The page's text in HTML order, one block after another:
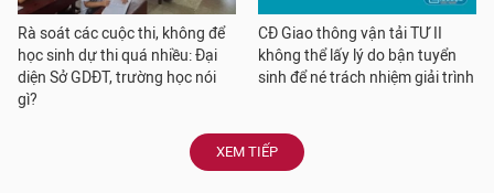
Rà soát các cuộc thi, không để
học sinh dự thi quá nhiều: Đại
diện Sở GDĐT, trường học nói
gì?
CĐ Giao thông vận tải TƯ II
không thể lấy lý do bận tuyển
sinh để né trách nhiệm giải trình
XEM TIẾP